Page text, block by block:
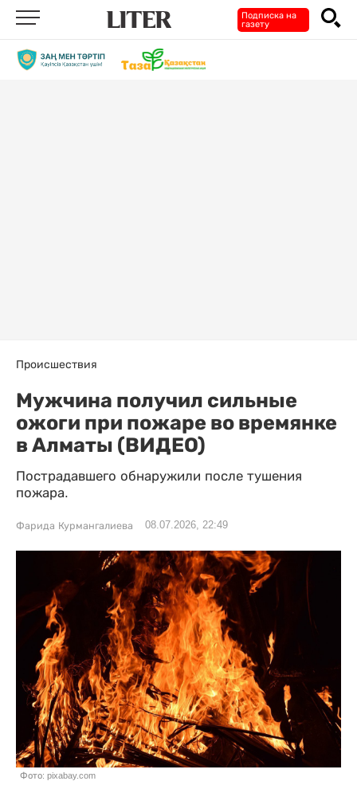
Подписка на
газету
Происшествия
Мужчина получил сильные
ожоги при пожаре во времянке
в Алматы (ВИДЕО)
Пострадавшего обнаружили после тушения
пожара.
Фарида Курмангалиева 08.07.2026, 22:49
Фото: pixabay.com